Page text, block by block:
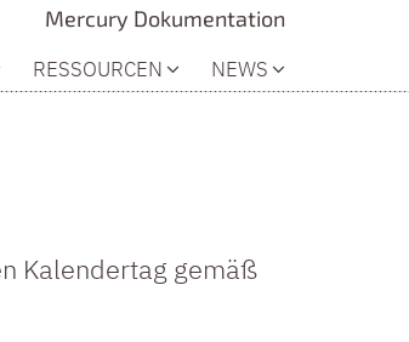
Mercury Dokumentation
RESSOURCEN NEWS
Kalendertag gemäß